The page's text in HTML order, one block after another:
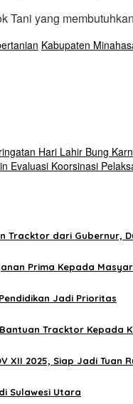
Tani yang
Kabupaten
Hari Lahir Bung
Evaluasi Koorsinasi
Tracktor dari Gubernur,
Prima Kepada
Jadi Prioritas
Tracktor Kepada
XII 2025, Siap Jadi Tuan
Sulawesi Utara